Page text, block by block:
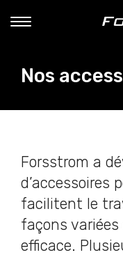
Nos
Forsstrom a
d’accessoires
facilitent le
façons
efficace.